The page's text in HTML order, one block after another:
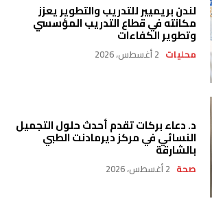
لندن بريميير للتدريب والتطوير يعزز
مكانته في قطاع التدريب المؤسسي
وتطوير الكفاءات
محليات 2 أغسطس، 2026
د. دعاء بركات تقدم أحدث حلول التجميل
النسائي في مركز ديرمادنت الطبي
بالشارقة
صحة 2 أغسطس، 2026